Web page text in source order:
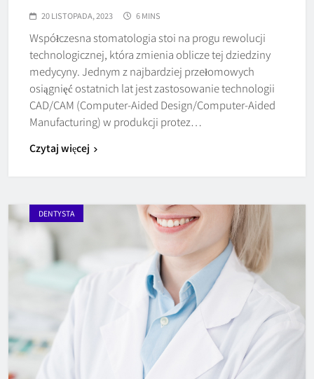
20 LISTOPADA, 2023 6 MINS
Współczesna stomatologia stoi na progu rewolucji
technologicznej, która zmienia oblicze tej dziedziny
medycyny. Jednym z najbardziej przełomowych
osiągnięć ostatnich lat jest zastosowanie technologii
CAD/CAM (Computer-Aided Design/Computer-Aided
Manufacturing) w produkcji protez…
Czytaj więcej
DENTYSTA